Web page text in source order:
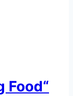
Food“